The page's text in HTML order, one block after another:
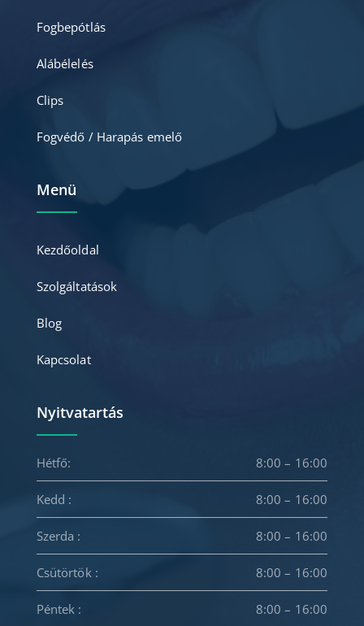
Fogbepótlás
Alábélelés
Clips
Fogvédő / Harapás emelő
Menü
Kezdőoldal
Szolgáltatások
Blog
Kapcsolat
Nyitvatartás
Hétfő: 8:00 – 16:00
Kedd : 8:00 – 16:00
Szerda : 8:00 – 16:00
Csütörtök : 8:00 – 16:00
Péntek : 8:00 – 16:00